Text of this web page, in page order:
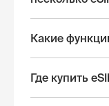
Какие
Где купить